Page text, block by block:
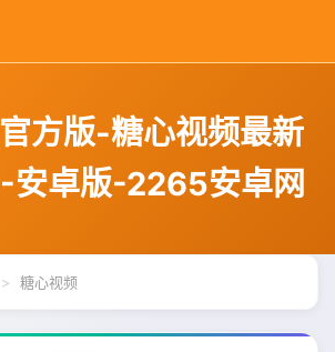
方版-糖心视频最新
卓版-2265安卓网
糖心视频